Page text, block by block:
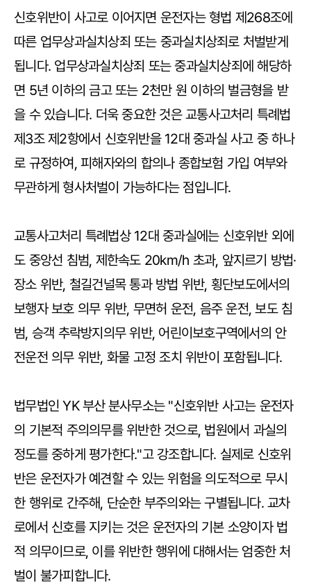
신호위반이 사고로 이어지면 운전자는 형법 제268조에
따른 업무상과실치상죄 또는 중과실치상죄로 처벌받게
됩니다. 업무상과실치상죄 또는 중과실치상죄에 해당하
면 5년 이하의 금고 또는 2천만 원 이하의 벌금형을 받
을 수 있습니다. 더욱 중요한 것은 교통사고처리 특례법
제3조 제2항에서 신호위반을 12대 중과실 사고 중 하나
로 규정하여, 피해자와의 합의나 종합보험 가입 여부와
무관하게 형사처벌이 가능하다는 점입니다.
교통사고처리 특례법상 12대 중과실에는 신호위반 외에
도 중앙선 침범, 제한속도 20km/h 초과, 앞지르기 방법·
장소 위반, 철길건널목 통과 방법 위반, 횡단보도에서의
보행자 보호 의무 위반, 무면허 운전, 음주 운전, 보도 침
범, 승객 추락방지의무 위반, 어린이보호구역에서의 안
전운전 의무 위반, 화물 고정 조치 위반이 포함됩니다.
법무법인 YK 부산 분사무소는 "신호위반 사고는 운전자
의 기본적 주의의무를 위반한 것으로, 법원에서 과실의
정도를 중하게 평가한다."고 강조합니다. 실제로 신호위
반은 운전자가 예견할 수 있는 위험을 의도적으로 무시
한 행위로 간주해, 단순한 부주의와는 구별됩니다. 교차
로에서 신호를 지키는 것은 운전자의 기본 소양이자 법
적 의무이므로, 이를 위반한 행위에 대해서는 엄중한 처
벌이 불가피합니다.